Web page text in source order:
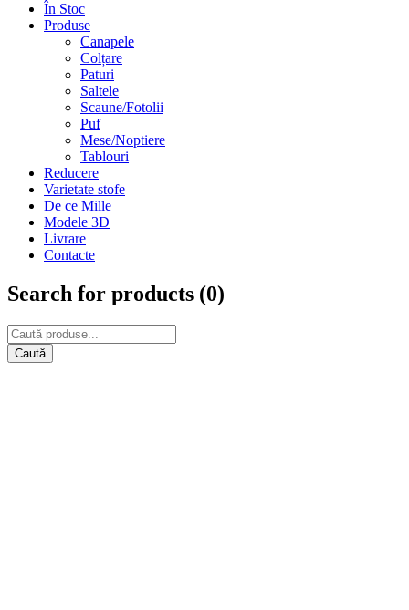
În Stoc
Produse
Canapele
Colțare
Paturi
Saltele
Scaune/Fotolii
Puf
Mese/Noptiere
Tablouri
Reducere
Varietate stofe
De ce Mille
Modele 3D
Livrare
Contacte
Search for products (0)